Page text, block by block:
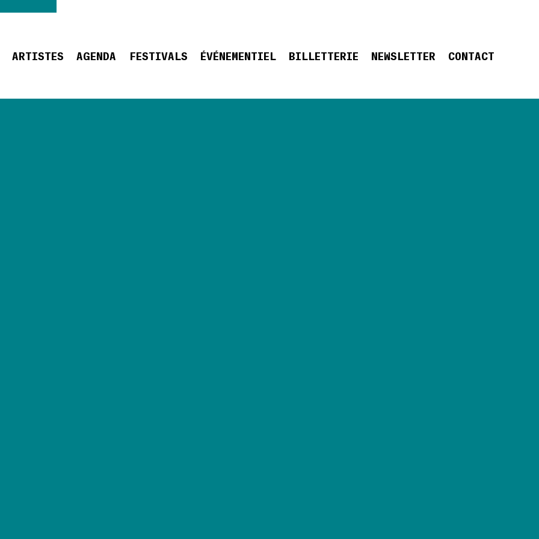
ARTISTES AGENDA FESTIVALS ÉVÉNEMENTIEL BILLETTERIE NEWSLETTER CONTACT